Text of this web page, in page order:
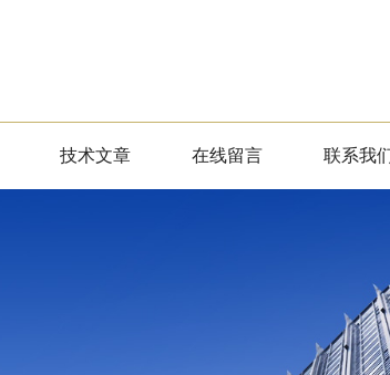
技术文章 在线留言 联系我